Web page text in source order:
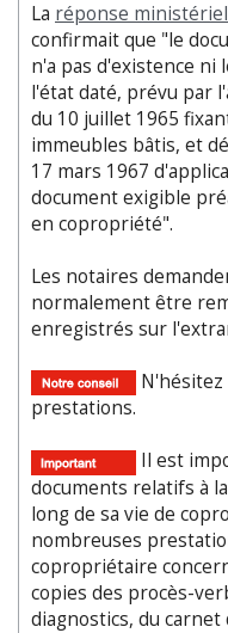
La réponse
confirmait que "le
n'a pas d'existence ni
l'état daté, prévu par
du 10 juillet 1965
immeubles bâtis, et
17 mars 1967
document exigible
en copropriété".
Les notaires
normalement être
enregistrés sur
N'hésitez
prestations.
Il est
documents relatifs à
long de sa vie de
nombreuses
copropriétaire
copies des procès-
diagnostics, du carnet